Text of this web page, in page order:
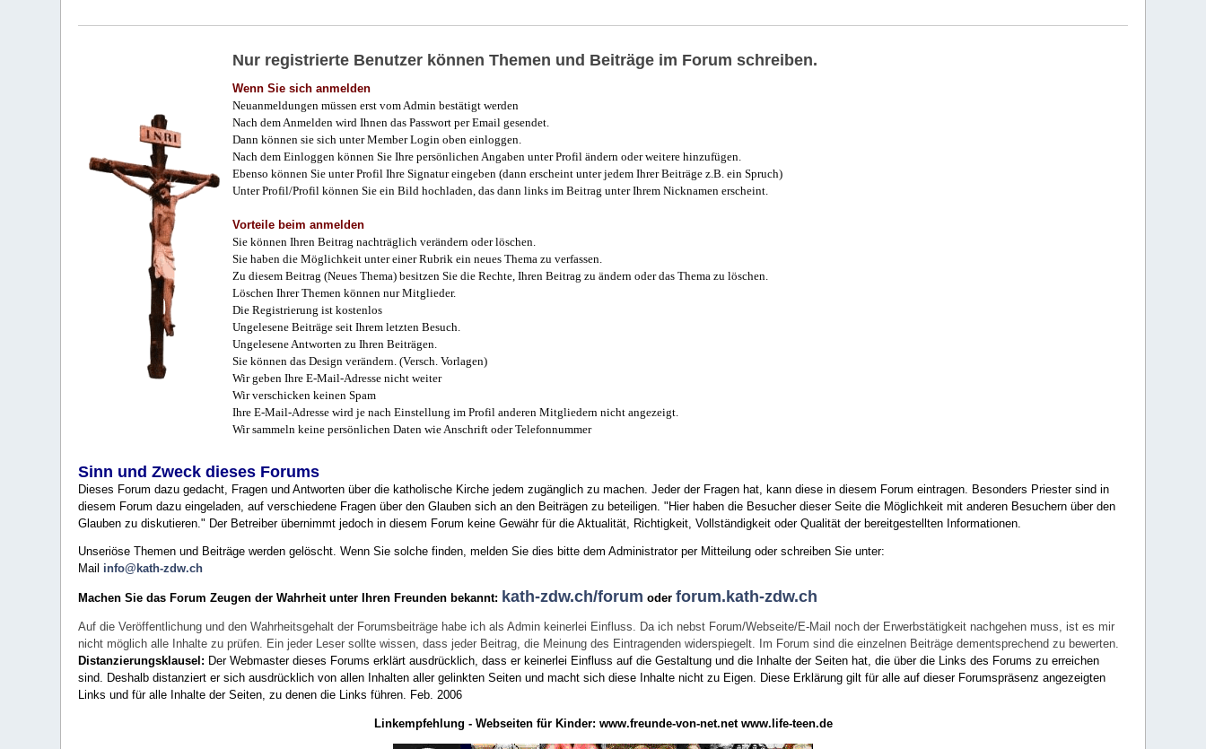
Nur registrierte Benutzer können Themen und Beiträge im Forum schreiben.
Wenn Sie sich anmelden
Neuanmeldungen müssen erst vom Admin bestätigt werden
Nach dem Anmelden wird Ihnen das Passwort per Email gesendet.
Dann können sie sich unter Member Login oben einloggen.
Nach dem Einloggen können Sie Ihre persönlichen Angaben unter Profil ändern oder weitere hinzufügen.
Ebenso können Sie unter Profil Ihre Signatur eingeben (dann erscheint unter jedem Ihrer Beiträge z.B. ein Spruch)
Unter Profil/Profil können Sie ein Bild hochladen, das dann links im Beitrag unter Ihrem Nicknamen erscheint.
Vorteile beim anmelden
Sie können Ihren Beitrag nachträglich verändern oder löschen.
Sie haben die Möglichkeit unter einer Rubrik ein neues Thema zu verfassen.
Zu diesem Beitrag (Neues Thema) besitzen Sie die Rechte, Ihren Beitrag zu ändern oder das Thema zu löschen.
Löschen Ihrer Themen können nur Mitglieder.
Die Registrierung ist kostenlos
Ungelesene Beiträge seit Ihrem letzten Besuch.
Ungelesene Antworten zu Ihren Beiträgen.
Sie können das Design verändern. (Versch. Vorlagen)
Wir geben Ihre E-Mail-Adresse nicht weiter
Wir verschicken keinen Spam
Ihre E-Mail-Adresse wird je nach Einstellung im Profil anderen Mitgliedern nicht angezeigt.
Wir sammeln keine persönlichen Daten wie Anschrift oder Telefonnummer
Sinn und Zweck dieses Forums
Dieses Forum dazu gedacht, Fragen und Antworten über die katholische Kirche jedem zugänglich zu machen. Jeder der Fragen hat, kann diese in diesem Forum eintragen. Besonders Priester sind in
diesem Forum dazu eingeladen, auf verschiedene Fragen über den Glauben sich an den Beiträgen zu beteiligen. "Hier haben die Besucher dieser Seite die Möglichkeit mit anderen Besuchern über den
Glauben zu diskutieren." Der Betreiber übernimmt jedoch in diesem Forum keine Gewähr für die Aktualität, Richtigkeit, Vollständigkeit oder Qualität der bereitgestellten Informationen.
Unseriöse Themen und Beiträge werden gelöscht. Wenn Sie solche finden, melden Sie dies bitte dem Administrator per Mitteilung oder schreiben Sie unter:
Mail info@kath-zdw.ch
Machen Sie das Forum Zeugen der Wahrheit unter Ihren Freunden bekannt: kath-zdw.ch/forum oderforum.kath-zdw.ch
Auf die Veröffentlichung und den Wahrheitsgehalt der Forumsbeiträge habe ich als Admin keinerlei Einfluss. Da ich nebst Forum/Webseite/E-Mail noch der Erwerbstätigkeit nachgehen muss, ist es mir
nicht möglich alle Inhalte zu prüfen. Ein jeder Leser sollte wissen, dass jeder Beitrag, die Meinung des Eintragenden widerspiegelt. Im Forum sind die einzelnen Beiträge dementsprechend zu bewerten.
Distanzierungsklausel: Der Webmaster dieses Forums erklärt ausdrücklich, dass er keinerlei Einfluss auf die Gestaltung und die Inhalte der Seiten hat, die über die Links des Forums zu erreichen
sind. Deshalb distanziert er sich ausdrücklich von allen Inhalten aller gelinkten Seiten und macht sich diese Inhalte nicht zu Eigen.
Diese Erklärung gilt für alle auf dieser Forumspräsenz angezeigten
Links und für alle Inhalte der Seiten, zu denen die Links führen.
Feb. 2006
Linkempfehlung - Webseiten für Kinder: www.freunde-von-net.net www.life-teen.de